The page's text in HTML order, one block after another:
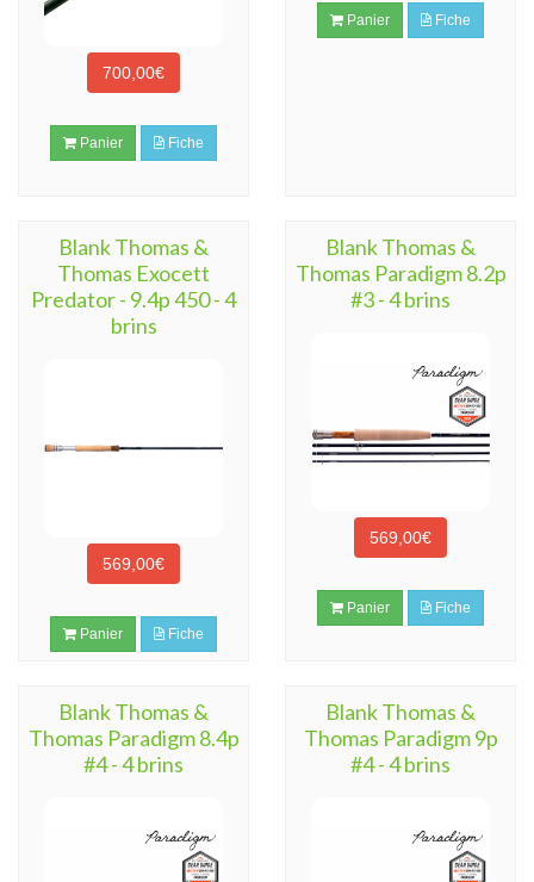
700,00€
Panier Fiche
Panier Fiche
Blank Thomas &
Thomas Exocett
Predator - 9.4p 450 - 4
brins
569,00€
Panier Fiche
Blank Thomas &
Thomas Paradigm 8.2p
#3 - 4 brins
569,00€
Panier Fiche
Blank Thomas &
Thomas Paradigm 8.4p
#4 - 4 brins
Blank Thomas &
Thomas Paradigm 9p
#4 - 4 brins